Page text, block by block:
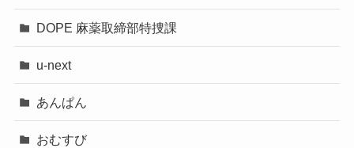
DOPE 麻薬取締部特捜課
u-next
あんぱん
おむすび